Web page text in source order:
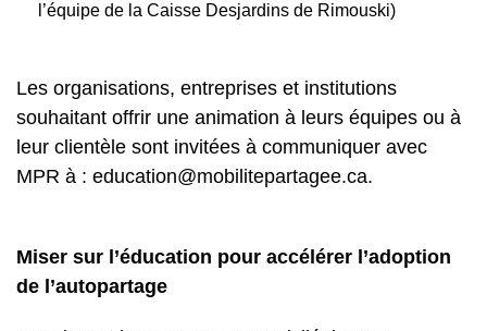
l’équipe de la Caisse Desjardins de Rimouski)
Les organisations, entreprises et institutions
souhaitant offrir une animation à leurs équipes ou à
leur clientèle sont invitées à communiquer avec
MPR à : education@mobilitepartagee.ca.
Miser sur l’éducation pour accélérer l’adoption
de l’autopartage